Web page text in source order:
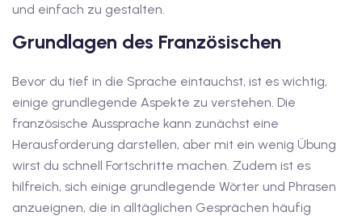
A1
Deutschkurse mit
Deutschkurse mit
mit Gutschein
und einfach zu gestalten.
Grundlagen des Französischen
Bevor du tief in die Sprache eintauchst, ist es wichtig,
einige grundlegende Aspekte zu verstehen. Die
französische Aussprache kann zunächst eine
Herausforderung darstellen, aber mit ein wenig Übung
wirst du schnell Fortschritte machen. Zudem ist es
hilfreich, sich einige grundlegende Wörter und Phrasen
anzueignen, die in alltäglichen Gesprächen häufig